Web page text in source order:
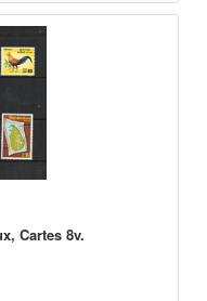
Cartes 8v.